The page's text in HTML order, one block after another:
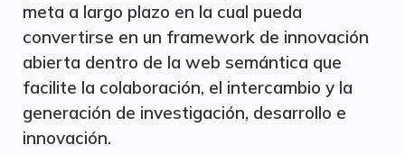
meta a largo plazo en la cual pueda
convertirse en un framework de innovación
abierta dentro de la web semántica que
facilite la colaboración, el intercambio y la
generación de investigación, desarrollo e
innovación.